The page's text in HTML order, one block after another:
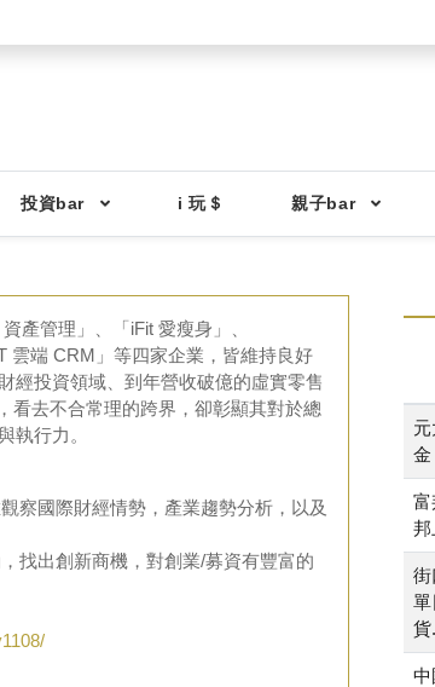
投資bar i 玩＄ 親子bar
產管理」、「iFit 愛瘦身」、
雲端 CRM」等四家企業，皆維持良好
經投資領域、到年營收破億的虛實零售
看去不合常理的跨界，卻彰顯其對於總
執行力。
察國際財經情勢，產業趨勢分析，以及
找出創新商機，對創業/募資有豐富的
金
富
邦
街
單
貨
中